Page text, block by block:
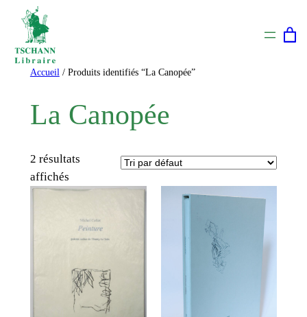
Aller
contenu
Accueil / Produits identifiés “La Canopée”
La Canopée
2 résultats
affichés